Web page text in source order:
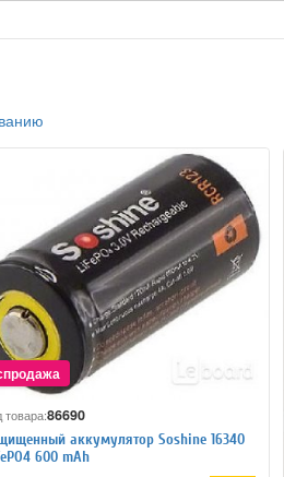
товара:86690
аккумулятор Soshine 16340
600 mAh